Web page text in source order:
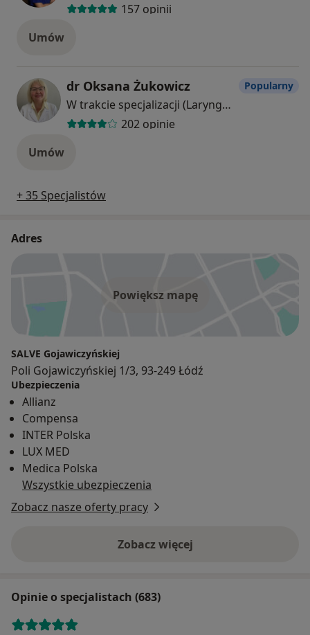
157 opinii
Umów
dr Oksana Żukowicz
W trakcie specjalizacji (Laryngolog), W trakcie specjalizacji (Internista)
202 opinie
Popularny
Umów
+ 35 Specjalistów
Adres
Powiększ mapę
SALVE Gojawiczyńskiej
Poli Gojawiczyńskiej 1/3, 93-249 Łódź
Ubezpieczenia
Allianz
Compensa
INTER Polska
LUX MED
Medica Polska
Wszystkie ubezpieczenia
Zobacz nasze oferty pracy
Zobacz więcej
Opinie o specjalistach (683)